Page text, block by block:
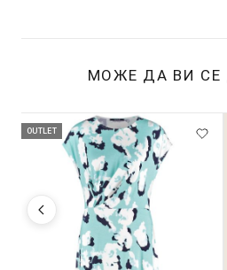
МОЖЕ ДА ВИ СЕ
OUTLET